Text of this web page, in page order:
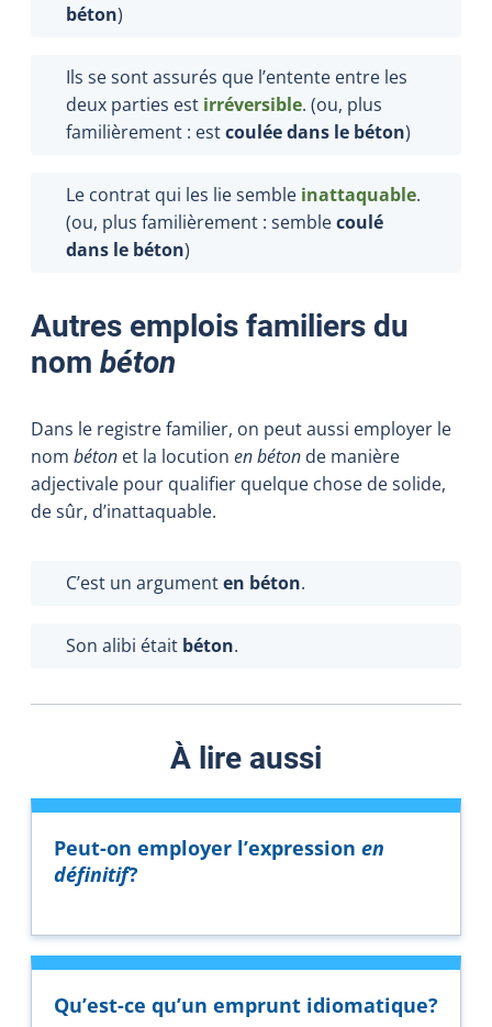
béton)
Ils se sont assurés que l’entente entre les
deux parties est irréversible. (ou, plus
familièrement : estcoulée dans le béton)
Le contrat qui les lie semble inattaquable.
(ou, plus familièrement : semblecoulé
dans le béton)
Autres emplois familiers du
nom béton
Dans le registre familier, on peut aussi employer le
nom béton et la locution en béton de manière
adjectivale pour qualifier quelque chose de solide,
de sûr, d’inattaquable.
C’est un argumenten béton.
Son alibi était béton.
À lire aussi
Peut-on employer l’expression en
définitif?
Qu’est-ce qu’un emprunt idiomatique?